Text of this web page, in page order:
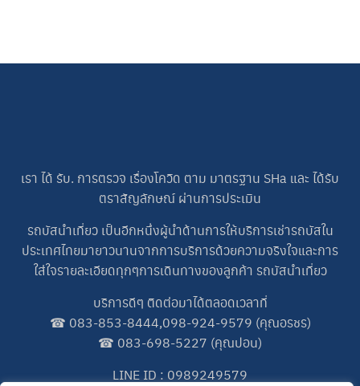
เรา ได้ รับ. การตรวจ เรื่องโควิด ตาม มาตรฐาน SHa และ ได้รับ
ตราสัญลักษณ์ ผ่านการประเมิน
รถบัสนำเที่ยว เป็นอีกหนึ่งผู้นำด้านการให้บริการเช่ารถบัสใน
ประเทศไทยมายาวนานจากการบริการด้วยความจริงใจและการ
ใส่ใจรายละเอียดทุกๆการเดินทางของลูกค้า รถบัสนำเที่ยว
บริการดีๆ ติดต่อมาได้ตลอดเวลาที่
☎ 083-853-8444,098-924-9579 (คุณอรชร)
☎ 083-698-5227 (คุณปอน)
LINE ID : 0989249579